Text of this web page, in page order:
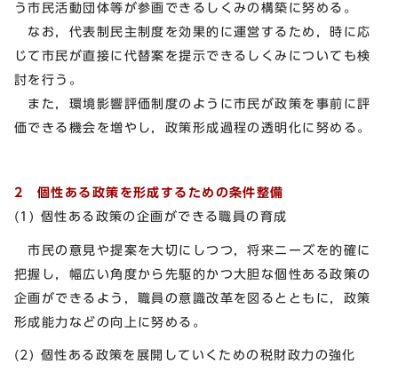
う市民活動団体等が参画できるしくみの構築に努める。
なお，代表制民主制度を効果的に運営するため，時に応
じて市民が直接に代替案を提示できるしくみについても検
討を行う。
また，環境影響評価制度のように市民が政策を事前に評
価できる機会を増やし，政策形成過程の透明化に努める。
2 個性ある政策を形成するための条件整備
(1) 個性ある政策の企画ができる職員の育成
市民の意見や提案を大切にしつつ，将来ニーズを的確に
把握し，幅広い角度から先駆的かつ大胆な個性ある政策の
企画ができるよう，職員の意識改革を図るとともに，政策
形成能力などの向上に努める。
(2) 個性ある政策を展開していくための税財政力の強化